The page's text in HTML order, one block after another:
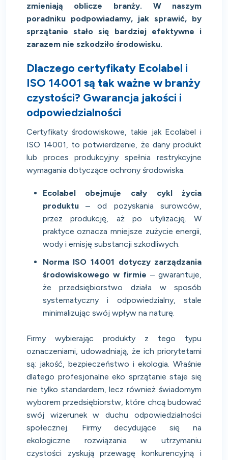
zmieniają oblicze branży. W naszym
poradniku podpowiadamy, jak sprawić, by
sprzątanie stało się bardziej efektywne i
zarazem nie szkodziło środowisku.
Dlaczego certyfikaty Ecolabel i
ISO 14001 są tak ważne w branży
czystości? Gwarancja jakości i
odpowiedzialności
Certyfikaty środowiskowe, takie jak Ecolabel i
ISO 14001, to potwierdzenie, że dany produkt
lub proces produkcyjny spełnia restrykcyjne
wymagania dotyczące ochrony środowiska.
Ecolabel obejmuje cały cykl życia
produktu– od pozyskania surowców,
przez produkcję, aż po utylizację. W
praktyce oznacza mniejsze zużycie energii,
wody i emisję substancji szkodliwych.
Norma ISO 14001 dotyczy zarządzania
środowiskowego w firmie – gwarantuje,
że przedsiębiorstwo działa w sposób
systematyczny i odpowiedzialny, stale
minimalizując swój wpływ na naturę.
Firmy wybierając produkty z tego typu
oznaczeniami, udowadniają, że ich priorytetami
są: jakość, bezpieczeństwo i ekologia. Właśnie
dlatego profesjonalne eko sprzątanie staje się
nie tylko standardem, lecz również świadomym
wyborem przedsiębiorstw, które chcą budować
swój wizerunek w duchu odpowiedzialności
społecznej. Firmy decydujące się na
ekologiczne rozwiązania w utrzymaniu
czystości zyskują przewagę konkurencyjną i